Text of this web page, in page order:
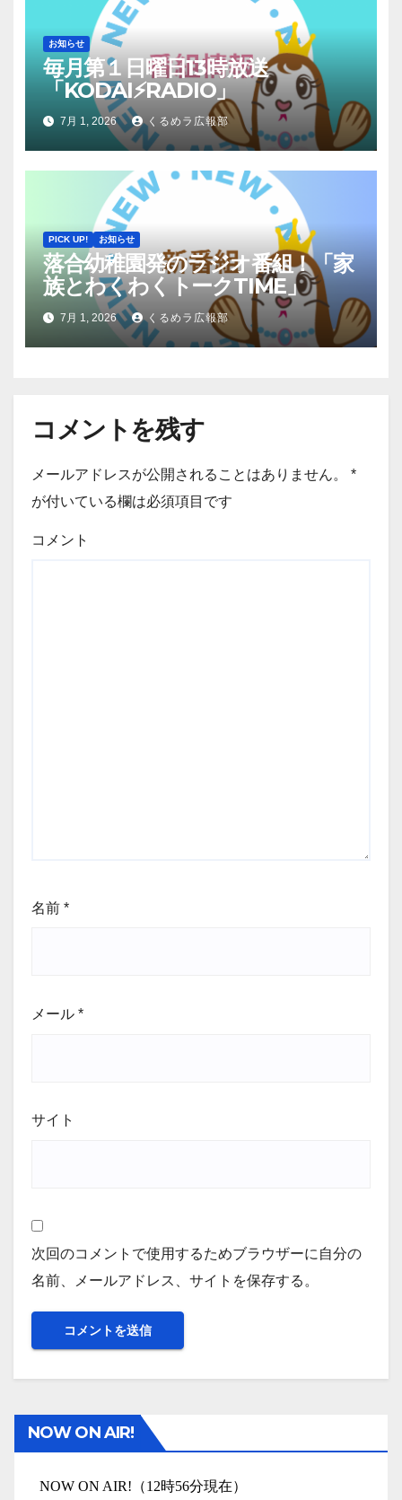
お知らせ
毎月第１日曜日13時放送
「KODAI⚡RADIO」
7月 1, 2026 くるめラ広報部
PICK UP! お知らせ
落合幼稚園発のラジオ番組！「家
族とわくわくトークTIME」
7月 1, 2026 くるめラ広報部
コメントを残す
メールアドレスが公開されることはありません。
*
が付いている欄は必須項目です
コメント
名前 *
メール *
サイト
次回のコメントで使用するためブラウザーに自分の
名前、メールアドレス、サイトを保存する。
NOW ON AIR!